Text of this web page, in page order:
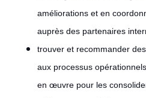
améliorations et en
auprès des partenaires
trouver et recommander
aux processus
en œuvre pour les